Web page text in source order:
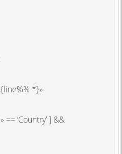
*}»
== ‘Country’ ] &&